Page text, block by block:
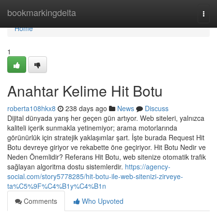
bookmarkingdelta
Home
Home
1
Anahtar Kelime Hit Botu
roberta108hkx8 238 days ago News
Discuss
Dijital dünyada yarış her geçen gün artıyor. Web siteleri, yalnızca
kaliteli içerik sunmakla yetinemiyor; arama motorlarında
görünürlük için stratejik yaklaşımlar şart. İşte burada Request Hit
Botu devreye giriyor ve rekabette öne geçiriyor. Hit Botu Nedir ve
Neden Önemlidir? Referans Hit Botu, web sitenize otomatik trafik
sağlayan algoritma dostu sistemlerdir. https://agency-
social.com/story5778285/hit-botu-ile-web-sitenizi-zirveye-
ta%C5%9F%C4%B1y%C4%B1n
Comments
Who Upvoted